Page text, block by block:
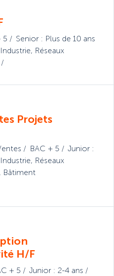
5
Senior : Plus de 10 ans
Industrie, Réseaux
Projets
BAC + 5
Junior :
Industrie, Réseaux
, Bâtiment
H/F
+ 5 Junior : 2-4 ans